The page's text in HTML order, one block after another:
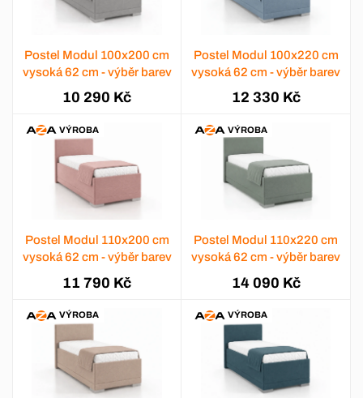
Postel Modul 100x200 cm
vysoká 62 cm - výběr barev
10 290 Kč
Postel Modul 100x220 cm
vysoká 62 cm - výběr barev
12 330 Kč
VÝROBA
Postel Modul 110x200 cm
vysoká 62 cm - výběr barev
11 790 Kč
VÝROBA
Postel Modul 110x220 cm
vysoká 62 cm - výběr barev
14 090 Kč
VÝROBA VÝROBA